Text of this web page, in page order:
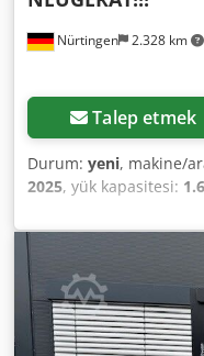
Nürtingen 2.328 km
Talep etmek
Durum: yeni, makine/
2025, yük kapasitesi:
yakıt türü:elektrikli,
2.408 mm
mm
, ön lastik ölçüsü:
ağırlık:1.222 kg,
Numarası: OBWNE-